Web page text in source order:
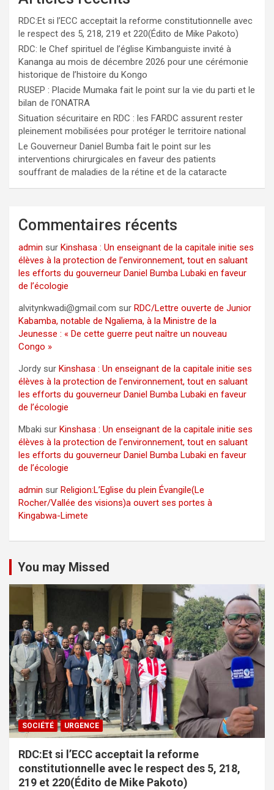
RDC:Et si l’ECC acceptait la reforme constitutionnelle avec
le respect des 5, 218, 219 et 220(Édito de Mike Pakoto)
RDC: le Chef spirituel de l’église Kimbanguiste invité à
Kananga au mois de décembre 2026 pour une cérémonie
historique de l’histoire du Kongo
RUSEP : Placide Mumaka fait le point sur la vie du parti et le
bilan de l’ONATRA
Situation sécuritaire en RDC : les FARDC assurent rester
pleinement mobilisées pour protéger le territoire national
Le Gouverneur Daniel Bumba fait le point sur les
interventions chirurgicales en faveur des patients
souffrant de maladies de la rétine et de la cataracte
Commentaires récents
admin sur Kinshasa : Un enseignant de la capitale initie ses
élèves à la protection de l’environnement, tout en saluant
les efforts du gouverneur Daniel Bumba Lubaki en faveur
de l’écologie
alvitynkwadi@gmail.com sur RDC/Lettre ouverte de Junior
Kabamba, notable de Ngaliema, à la Ministre de la
Jeunesse : « De cette guerre peut naître un nouveau
Congo »
Jordy sur Kinshasa : Un enseignant de la capitale initie ses
élèves à la protection de l’environnement, tout en saluant
les efforts du gouverneur Daniel Bumba Lubaki en faveur
de l’écologie
Mbaki sur Kinshasa : Un enseignant de la capitale initie ses
élèves à la protection de l’environnement, tout en saluant
les efforts du gouverneur Daniel Bumba Lubaki en faveur
de l’écologie
admin sur Religion:L’Eglise du plein Évangile(Le
Rocher/Vallée des visions)a ouvert ses portes à
Kingabwa-Limete
You may Missed
SOCIÉTÉ URGENCE
RDC:Et si l’ECC acceptait la reforme
constitutionnelle avec le respect des 5, 218,
219 et 220(Édito de Mike Pakoto)